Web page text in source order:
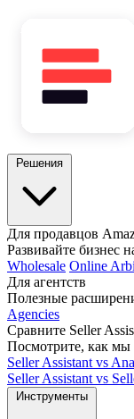
Для продавцов
Развивайте бизнес
Wholesale Online
Для агентств
Полезные
Agencies
Сравните Seller
Посмотрите, как мы
Seller Assistant vs
Seller Assistant vs